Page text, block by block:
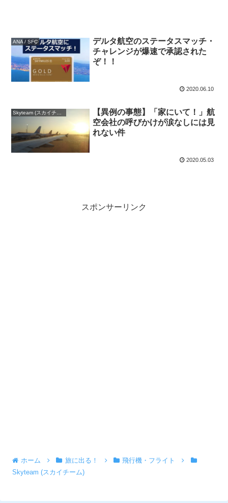
ANA / SFC
デルタ航空のステータスマッチ・
チャレンジが爆速で承認された
ぞ！！
2020.06.10
Skyteam (スカイチーム)
【異例の事態】「家にいて！」航
空会社の呼びかけが涙なしには見
れない件
2020.05.03
スポンサーリンク
ホーム 旅に出る！
飛行機・フライト
Skyteam (スカイチーム)